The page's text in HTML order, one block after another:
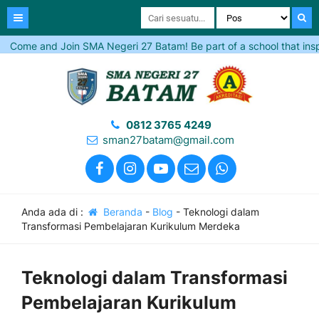
and Join SMA Negeri 27 Batam! Be part of a school that
0812 3765 4249
sman27batam@gmail.com
Anda ada di : Beranda - Blog - Teknologi dalam
Transformasi Pembelajaran Kurikulum Merdeka
Teknologi dalam Transformasi
Pembelajaran Kurikulum